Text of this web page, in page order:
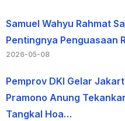
Samuel Wahyu Rahmat
Pentingnya Penguasaan
2026-05-08
Pemprov DKI Gelar
Pramono Anung
Tangkal Hoa…